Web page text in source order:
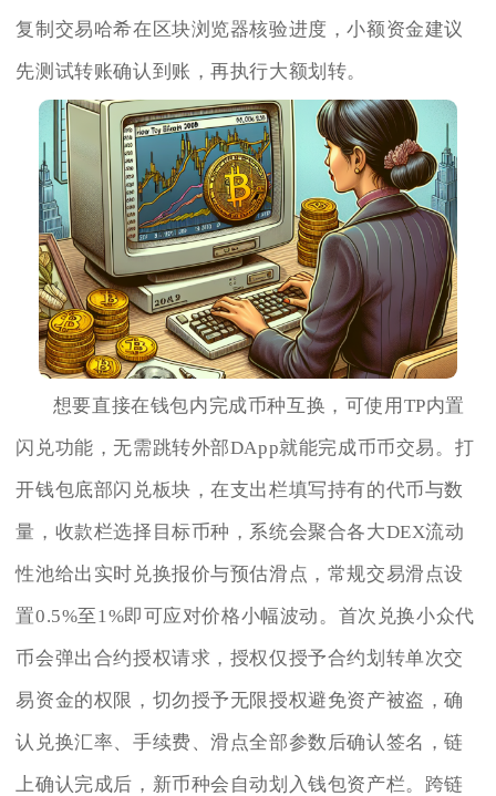
复制交易哈希在区块浏览器核验进度，小额资金建议
先测试转账确认到账，再执行大额划转。
想要直接在钱包内完成币种互换，可使用TP内置
闪兑功能，无需跳转外部DApp就能完成币币交易。打
开钱包底部闪兑板块，在支出栏填写持有的代币与数
量，收款栏选择目标币种，系统会聚合各大DEX流动
性池给出实时兑换报价与预估滑点，常规交易滑点设
置0.5%至1%即可应对价格小幅波动。首次兑换小众代
币会弹出合约授权请求，授权仅授予合约划转单次交
易资金的权限，切勿授予无限授权避免资产被盗，确
认兑换汇率、手续费、滑点全部参数后确认签名，链
上确认完成后，新币种会自动划入钱包资产栏。跨链